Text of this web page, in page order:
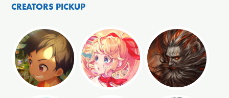
CREATORS PICKUP